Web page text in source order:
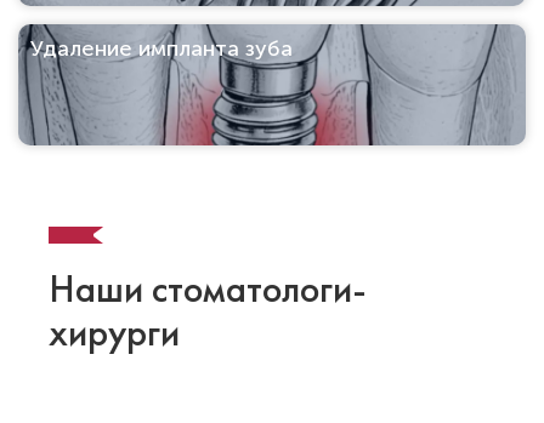
Удаление импланта зуба
Наши стоматологи-
хирурги